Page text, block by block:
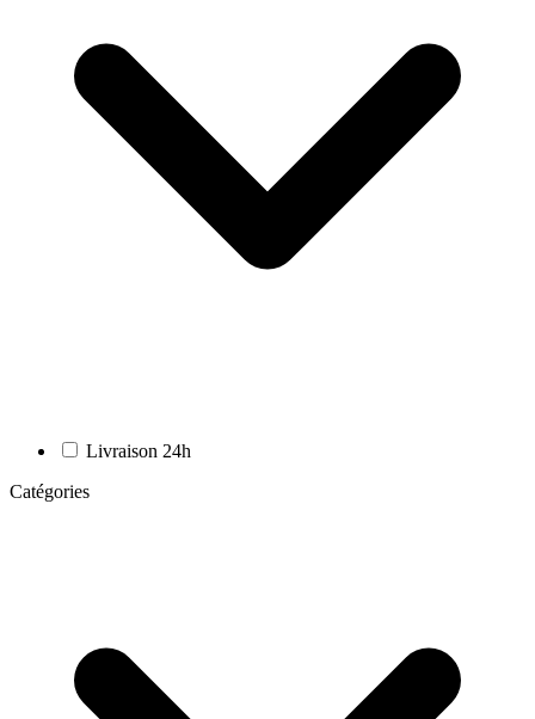
Livraison 24h
Catégories